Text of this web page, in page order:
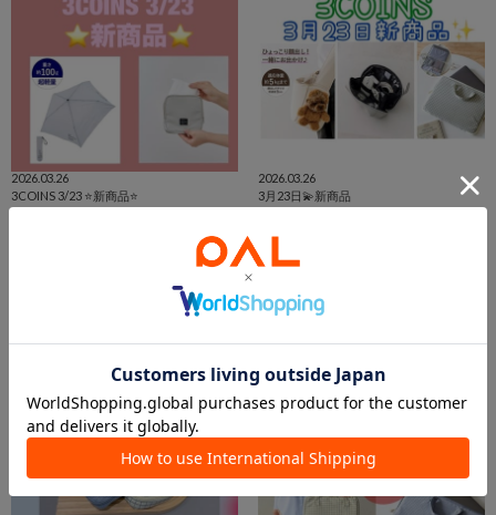
2026.03.26
3COINS 3/23 ⭐️新商品⭐️
イオンモール京都桂川店
2026.03.26
3月23日💫新商品